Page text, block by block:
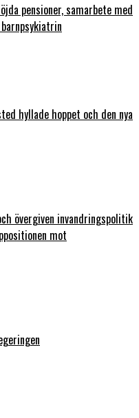
pensioner, samarbete med
hyllade hoppet och den nya
övergiven invandringspolitik
mot